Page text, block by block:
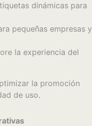
dinámicas para
pequeñas empresas y
la experiencia del
la promoción
de uso.